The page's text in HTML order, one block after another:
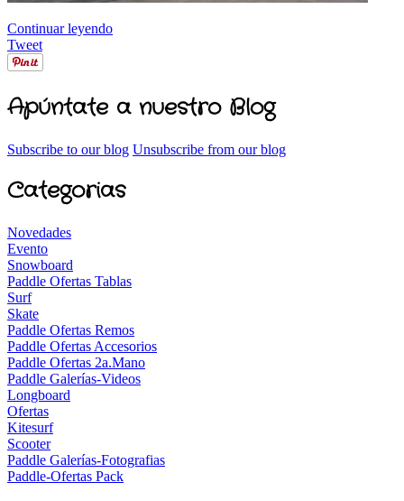
Continuar leyendo
Tweet
Apúntate a nuestro Blog
Subscribe to our blog Unsubscribe from our blog
Categorias
Novedades
Evento
Snowboard
Paddle Ofertas Tablas
Surf
Skate
Paddle Ofertas Remos
Paddle Ofertas Accesorios
Paddle Ofertas 2a.Mano
Paddle Galerías-Videos
Longboard
Ofertas
Kitesurf
Scooter
Paddle Galerías-Fotografias
Paddle-Ofertas Pack